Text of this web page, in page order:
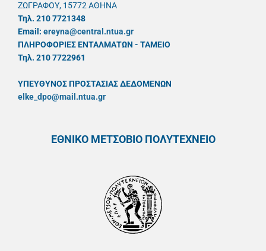
ΖΩΓΡΑΦΟΥ, 15772 ΑΘΗΝΑ
Τηλ. 210 7721348
Email: ereyna@central.ntua.gr
ΠΛΗΡΟΦΟΡΙΕΣ ΕΝΤΑΛΜΑΤΩΝ - ΤΑΜΕΙΟ
Τηλ. 210 7722961
ΥΠΕΥΘYΝΟΣ ΠΡΟΣΤΑΣΙΑΣ ΔΕΔΟΜΕΝΩΝ
elke_dpo@mail.ntua.gr
ΕΘΝΙΚΟ ΜΕΤΣΟΒΙΟ ΠΟΛΥΤΕΧΝΕΙΟ